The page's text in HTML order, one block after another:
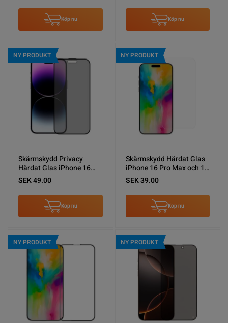
Köp nu Köp nu
NY PRODUKT
Skärmskydd Privacy
Härdat Glas iPhone 16
Pro Max - Svart (miljö)
SEK 49.00
Köp nu
NY PRODUKT
Skärmskydd Härdat Glas
iPhone 16 Pro Max och 17
Pro Max 0.2mm - miljö
SEK 39.00
Köp nu
NY PRODUKT NY PRODUKT